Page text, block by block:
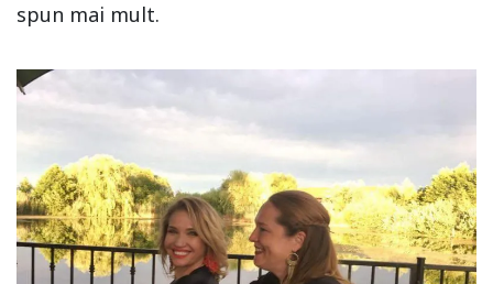
spun mai mult.